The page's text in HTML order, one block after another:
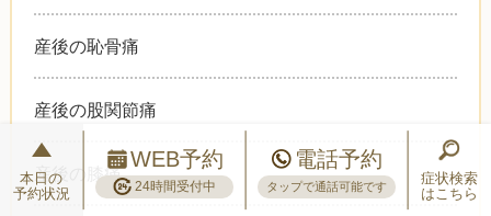
産後の恥骨痛
産後の股関節痛
産後の膝痛
本日の
予約状況
WEB予約
24時間受付中
電話予約
タップで通話可能です
症状検索
はこちら